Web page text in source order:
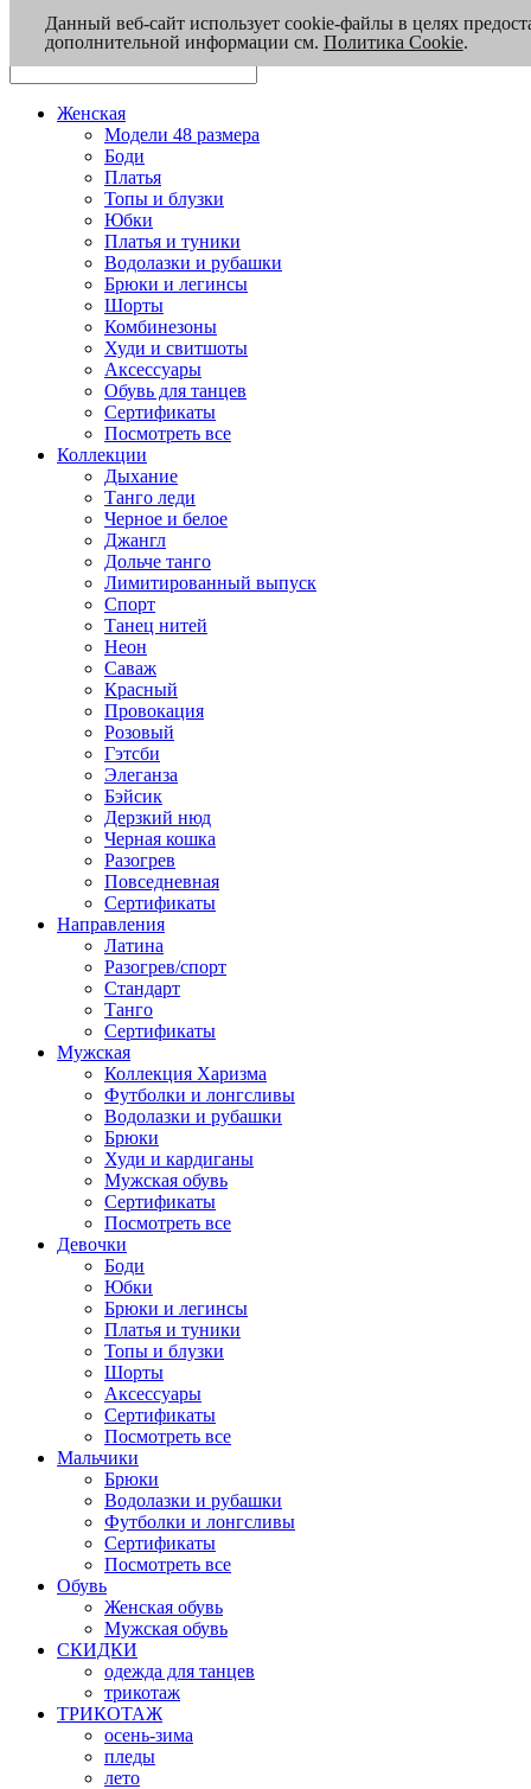
Женская
Модели 48 размера
Боди
Платья
Топы и блузки
Юбки
Платья и туники
Водолазки и рубашки
Брюки и легинсы
Шорты
Комбинезоны
Худи и свитшоты
Аксессуары
Обувь для танцев
Сертификаты
Посмотреть все
Коллекции
Дыхание
Танго леди
Черное и белое
Джангл
Дольче танго
Лимитированный выпуск
Спорт
Танец нитей
Неон
Саваж
Красный
Провокация
Розовый
Гэтсби
Элеганза
Бэйсик
Дерзкий нюд
Черная кошка
Разогрев
Повседневная
Сертификаты
Направления
Латина
Разогрев/спорт
Стандарт
Танго
Сертификаты
Мужская
Коллекция Харизма
Футболки и лонгсливы
Водолазки и рубашки
Брюки
Худи и кардиганы
Мужская обувь
Сертификаты
Посмотреть все
Девочки
Боди
Юбки
Брюки и легинсы
Платья и туники
Топы и блузки
Шорты
Аксессуары
Сертификаты
Посмотреть все
Мальчики
Брюки
Водолазки и рубашки
Футболки и лонгсливы
Сертификаты
Посмотреть все
Обувь
Женская обувь
Мужская обувь
СКИДКИ
одежда для танцев
трикотаж
ТРИКОТАЖ
осень-зима
пледы
лето
Данный веб-сайт использует cookie-файлы в целях
дополнительной информации см. Политика Cookie.